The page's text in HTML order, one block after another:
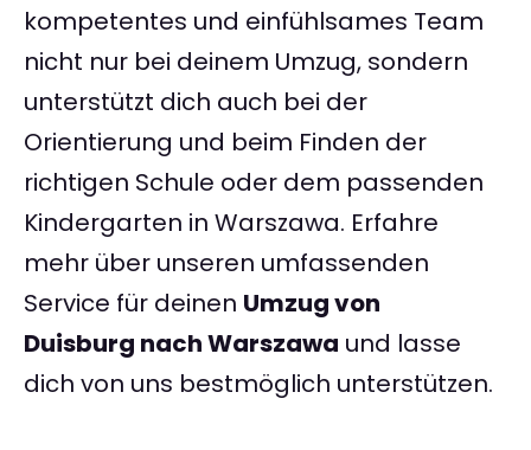
kompetentes und einfühlsames Team
nicht nur bei deinem Umzug, sondern
unterstützt dich auch bei der
Orientierung und beim Finden der
richtigen Schule oder dem passenden
Kindergarten in Warszawa. Erfahre
mehr über unseren umfassenden
Service für deinen Umzug von
Duisburg nach Warszawa und lasse
dich von uns bestmöglich unterstützen.